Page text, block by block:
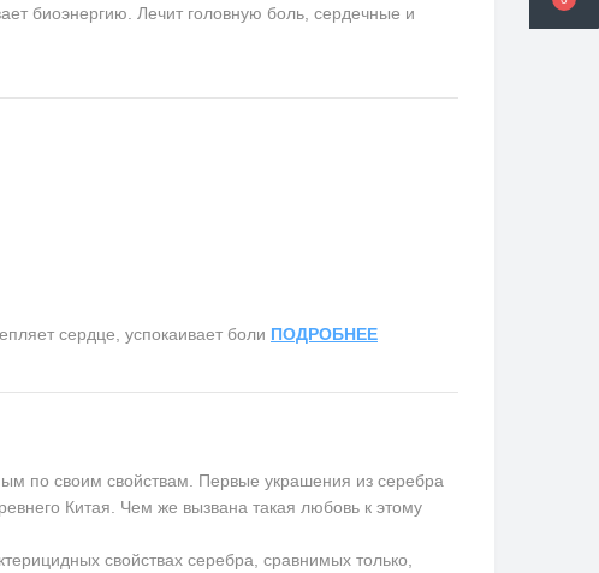
биоэнергию. Лечит головную боль, сердечные и
сердце, успокаивает боли ПОДРОБНЕЕ
по своим свойствам. Первые украшения из серебра
Китая. Чем же вызвана такая любовь к этому
свойствах серебра, сравнимых только,